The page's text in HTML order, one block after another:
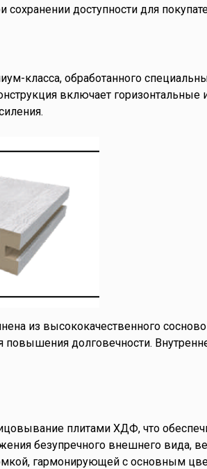
доступности для
класса, обработанного
включает горизонтальные
из высококачественного
долговечности.
плитами ХДФ, что
безупречного внешнего вида,
гармонирующей с основным